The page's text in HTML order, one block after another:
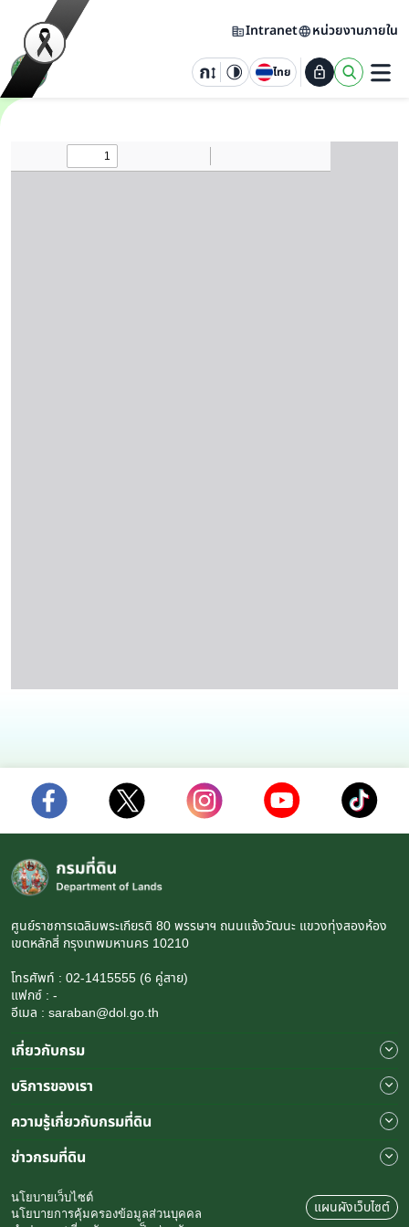
Intranet หน่วยงานภายใน
ไทย
ศูนย์ราชการเฉลิมพระเกียรติ 80 พรรษาฯ ถนนแจ้งวัฒนะ แขวงทุ่งสองห้อง
เขตหลักสี่ กรุงเทพมหานคร 10210
โทรศัพท์ : 02-1415555 (6 คู่สาย)
แฟกซ์ : -
อีเมล : saraban@dol.go.th
เกี่ยวกับกรม
บริการของเรา
ความรู้เกี่ยวกับกรมที่ดิน
ข่าวกรมที่ดิน
นโยบายเว็บไซต์
นโยบายการคุ้มครองข้อมูลส่วนบุคคล
แผนผังเว็บไซต์